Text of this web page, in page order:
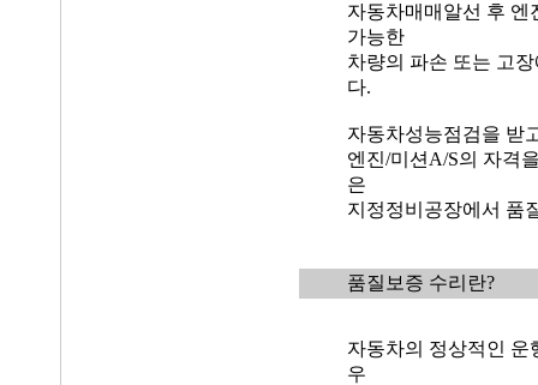
자동차매매알선 후 엔
가능한
차량의 파손 또는 고
다.
자동차성능점검을 받
엔진/미션A/S의 자격
은
지정정비공장에서 품
품질보증 수리란?
자동차의 정상적인 운
우